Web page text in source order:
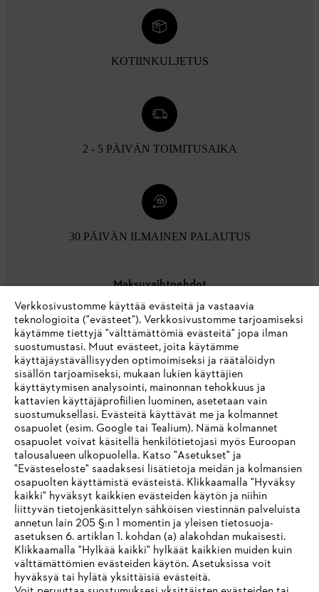
KOTIINKULJETUS
2 - 5 PÄIVÄN TOIMITUSAIKA
30 PÄIVÄN ILMAINEN PALAUTUS
Maksuvaihtoehdot
Yritys
STIHL FAQ
Palvelut
IHR BROWSER WIRD NICHT
UNTERSTÜTZT
Sie nutzen einen Browser, den wir noch nicht unterstützen. Für
eine optimale Nutzung unserer Seite empfehlen wir Ihnen, zu
Verkkosivustomme käyttää evästeitä ja vastaavia
teknologioita ("evästeet"). Verkkosivustomme tarjoamiseksi
käytämme tiettyjä "välttämättömiä evästeitä" jopa ilman
suostumustasi. Muut evästeet, joita käytämme
käyttäjäystävällisyyden optimoimiseksi ja räätälöidyn
sisällön tarjoamiseksi, mukaan lukien käyttäjien
käyttäytymisen analysointi, mainonnan tehokkuus ja
kattavien käyttäjäprofiilien luominen, asetetaan vain
suostumuksellasi. Evästeitä käyttävät me ja kolmannet
osapuolet (esim. Google tai Tealium). Nämä kolmannet
osapuolet voivat käsitellä henkilötietojasi myös Euroopan
talousalueen ulkopuolella. Katso "Asetukset" ja
"Evästeseloste" saadaksesi lisätietoja meidän ja kolmansien
osapuolten käyttämistä evästeistä. Klikkaamalla "Hyväksy
kaikki" hyväksyt kaikkien evästeiden käytön ja niihin
liittyvän tietojenkäsittelyn sähköisen viestinnän palveluista
annetun lain 205 §:n 1 momentin ja yleisen tietosuoja-
asetuksen 6. artiklan 1. kohdan (a) alakohdan mukaisesti.
Klikkaamalla "Hylkää kaikki" hylkäät kaikkien muiden kuin
välttämättömien evästeiden käytön. Asetuksissa voit
hyväksyä tai hylätä yksittäisiä evästeitä.